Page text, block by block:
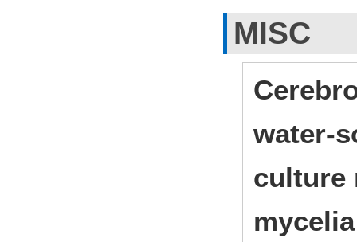
MISC
water-
culture
mycelia